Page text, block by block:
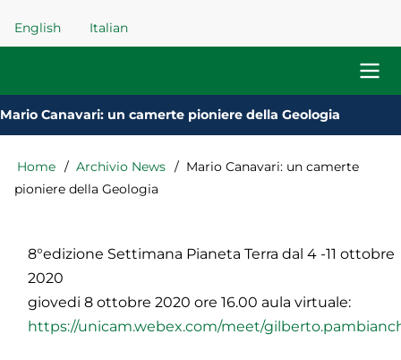
English Italian
Navigazione
Mario Canavari: un camerte pioniere della Geologia
Briciole
Home Archivio News
Mario Canavari: un camerte
pioniere della Geologia
8°edizione Settimana Pianeta Terra dal 4 -11 ottobre
2020
giovedi 8 ottobre 2020 ore 16.00 aula virtuale:
https://unicam.webex.com/meet/